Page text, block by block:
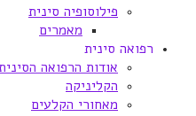
פילוסופיה סינית
מאמרים
רפואה סינית
אודות הרפואה
הקליניקה
מאחורי הקלעים